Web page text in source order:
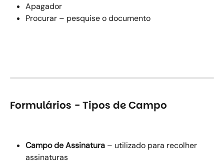
Apagador
Procurar – pesquise o documento
Formulários - Tipos de Campo
Campo de Assinatura – utilizado para recolher
assinaturas